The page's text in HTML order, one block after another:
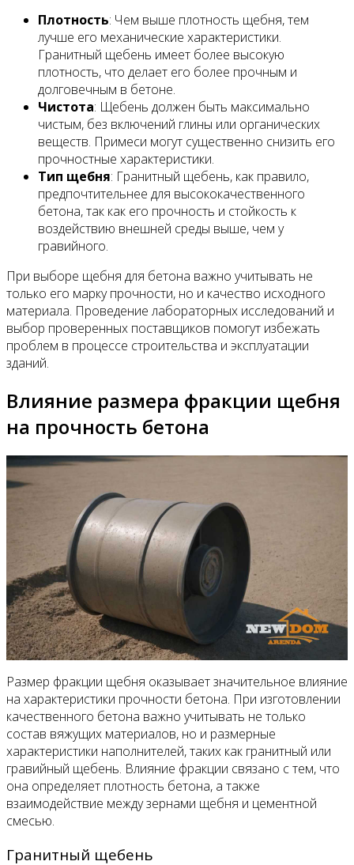
Плотность: Чем выше плотность щебня, тем
лучше его механические характеристики.
Гранитный щебень имеет более высокую
плотность, что делает его более прочным и
долговечным в бетоне.
Чистота: Щебень должен быть максимально
чистым, без включений глины или органических
веществ. Примеси могут существенно снизить его
прочностные характеристики.
Тип щебня: Гранитный щебень, как правило,
предпочтительнее для высококачественного
бетона, так как его прочность и стойкость к
воздействию внешней среды выше, чем у
гравийного.
При выборе щебня для бетона важно учитывать не
только его марку прочности, но и качество исходного
материала. Проведение лабораторных исследований и
выбор проверенных поставщиков помогут избежать
проблем в процессе строительства и эксплуатации
зданий.
Влияние размера фракции щебня
на прочность бетона
Размер фракции щебня оказывает значительное влияние
на характеристики прочности бетона. При изготовлении
качественного бетона важно учитывать не только
состав вяжущих материалов, но и размерные
характеристики наполнителей, таких как гранитный или
гравийный щебень. Влияние фракции связано с тем, что
она определяет плотность бетона, а также
взаимодействие между зернами щебня и цементной
смесью.
Гранитный щебень